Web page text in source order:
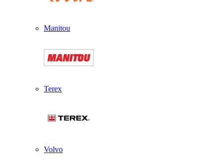
Manitou
Terex
Volvo